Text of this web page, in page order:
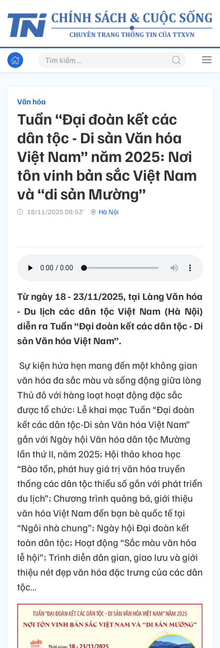
Văn hóa
Tuần “Đại đoàn kết các
dân tộc - Di sản Văn hóa
Việt Nam” năm 2025: Nơi
tôn vinh bản sắc Việt Nam
và “di sản Mường”
18/11/2025 08:53’ Hà Nội
Từ ngày 18 - 23/11/2025, tại Làng Văn hóa
- Du lịch các dân tộc Việt Nam (Hà Nội)
diễn ra Tuần “Đại đoàn kết các dân tộc - Di
sản Văn hóa Việt Nam”.
Sự kiện hứa hẹn mang đến một không gian
văn hóa đa sắc màu và sống động giữa lòng
Thủ đô với hàng loạt hoạt động đặc sắc
được tổ chức: Lễ khai mạc Tuần “Đại đoàn
kết các dân tộc-Di sản Văn hóa Việt Nam”
gắn với Ngày hội Văn hóa dân tộc Mường
lần thứ II, năm 2025; Hội thảo khoa học
“Bảo tồn, phát huy giá trị văn hóa truyền
thống các dân tộc thiểu số gắn với phát triển
du lịch”; Chương trình quảng bá, giới thiệu
văn hóa Việt Nam đến bạn bè quốc tế tại
“Ngôi nhà chung”; Ngày hội Đại đoàn kết
toàn dân tộc; Hoạt động “Sắc màu văn hóa
lễ hội”; Trình diễn dân gian, giao lưu và giới
thiệu nét đẹp văn hóa đặc trưng của các dân
tộc…